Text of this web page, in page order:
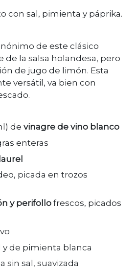
con sal, pimienta y páprika.
de este clásico
de la salsa holandesa, pero
de jugo de limón. Esta
versátil, va bien con
de vinagre de vino blanco
enteras
picada en trozos
y perifollofrescos, picados
y de pimienta blanca
sin sal, suavizada